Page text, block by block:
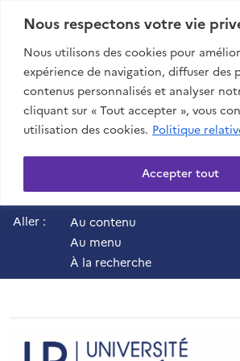
Nous respectons votre vie
Nous utilisons des cookies pour
expérience de navigation, diffuser des
contenus personnalisés et analyser
cliquant sur « Tout accepter », vous
utilisation des cookies. Politique
Accepter tout
Aller :
Au contenu
Au menu
À la recherche